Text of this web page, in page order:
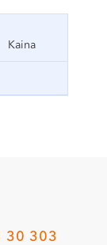
Kaina
30 303